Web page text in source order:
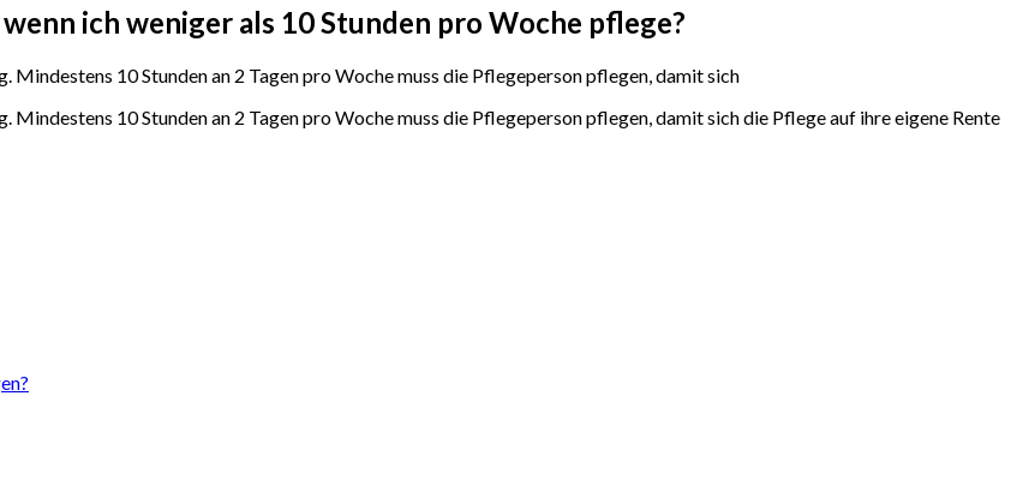
ich weniger als 10 Stunden pro Woche pflege?
10 Stunden an 2 Tagen pro Woche muss die Pflegeperson pflegen, damit sich
10 Stunden an 2 Tagen pro Woche muss die Pflegeperson pflegen, damit sich die Pflege auf ihre eigene Rente